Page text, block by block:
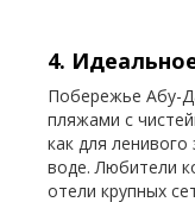
4.
Побережье Абу-
пляжами с
как для ленивого
воде. Любители
отели крупных